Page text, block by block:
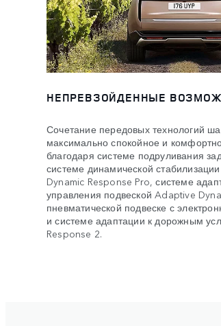
НЕПРЕВЗОЙДЕННЫЕ
Сочетание передовых технологий
максимально спокойное и
благодаря системе подруливания
системе динамической стабилизации
Dynamic Response Pro, системе
управления подвеской Adaptive
пневматической подвеске с
и системе адаптации к дорожным
Response 2.